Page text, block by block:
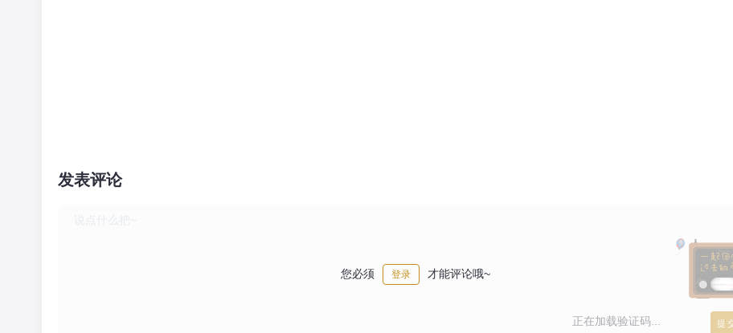
发表评论
您必须 登录 才能评论哦~
正在加载验证码...